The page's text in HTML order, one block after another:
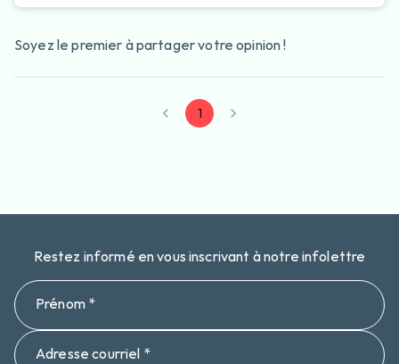
Soyez le premier à partager votre opinion !
1
Restez informé en vous inscrivant à notre infolettre
Prénom *
Adresse courriel *